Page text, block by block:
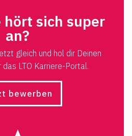
hört sich super
an?
gleich und hol dir Deinen
das LTO Karriere-Portal.
bewerben